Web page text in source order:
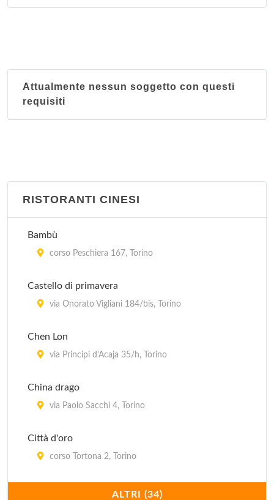
Attualmente nessun soggetto con questi
requisiti
RISTORANTI CINESI
Bambù
corso Peschiera 167, Torino
Castello di primavera
via Onorato Vigliani 184/bis, Torino
Chen Lon
via Principi d'Acaja 35/h, Torino
China drago
via Paolo Sacchi 4, Torino
Città d'oro
corso Tortona 2, Torino
ALTRI (34)